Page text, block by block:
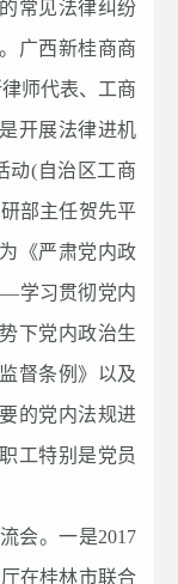
常见法律纠纷
广西新桂商商
师代表、工商
开展法律进机
动(自治区工商
部主任贺先平
《严肃党内政
学习贯彻党内
下党内政治生
督条例》以及
的党内法规进
工特别是党员
会。一是2017
在桂林市联合